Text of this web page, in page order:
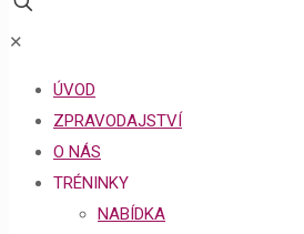
✕
ÚVOD
ZPRAVODAJSTVÍ
O NÁS
TRÉNINKY
NABÍDKA